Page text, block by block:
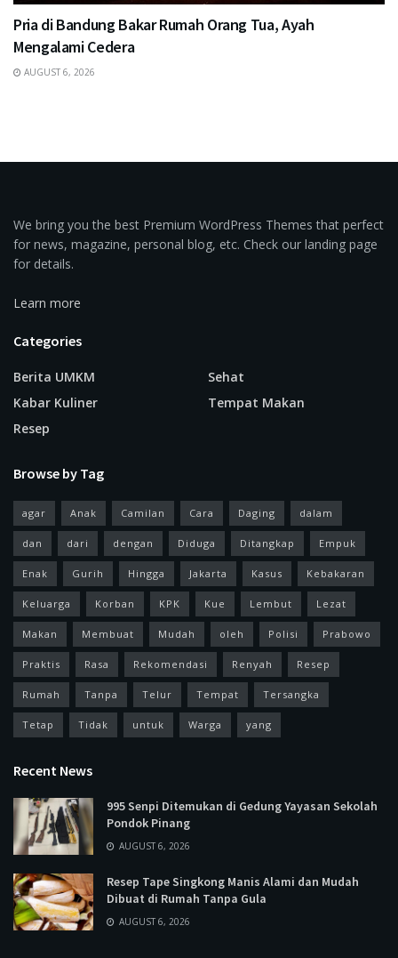
Pria di Bandung Bakar Rumah Orang Tua, Ayah
Mengalami Cedera
AUGUST 6, 2026
We bring you the best Premium WordPress Themes that perfect
for news, magazine, personal blog, etc. Check our landing page
for details.
Learn more
Categories
Berita UMKM
Kabar Kuliner
Resep
Sehat
Tempat Makan
Browse by Tag
agar Anak Camilan Cara Daging dalam
dan dari dengan Diduga Ditangkap Empuk
Enak Gurih Hingga Jakarta Kasus Kebakaran
Keluarga Korban KPK Kue Lembut Lezat
Makan Membuat Mudah oleh Polisi Prabowo
Praktis Rasa Rekomendasi Renyah Resep
Rumah Tanpa Telur Tempat Tersangka
Tetap Tidak untuk Warga yang
Recent News
995 Senpi Ditemukan di Gedung Yayasan Sekolah
Pondok Pinang
AUGUST 6, 2026
Resep Tape Singkong Manis Alami dan Mudah
Dibuat di Rumah Tanpa Gula
AUGUST 6, 2026